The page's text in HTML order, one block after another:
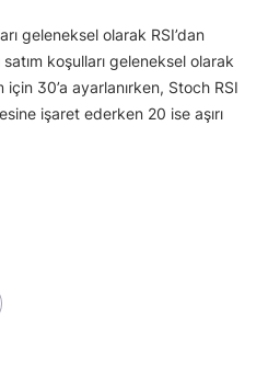
geleneksel olarak RSI’dan
satım koşulları geleneksel olarak
için 30’a ayarlanırken, Stoch RSI
işaret ederken 20 ise aşırı